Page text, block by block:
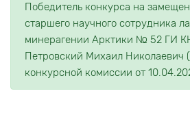
Победитель конкурса на
старшего научного сотрудника
минерагении Арктики № 52 ГИ
Петровский Михаил Николаевич
конкурсной комиссии от